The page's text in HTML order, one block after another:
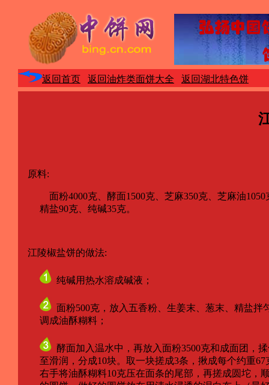
返回首页 返回油炸类面饼大全 返回湖北特色饼
原料:
面粉4000克、酵面1500克、芝麻350克、芝麻油1050
精盐90克、纯碱35克。
江陵椒盐饼的做法:
纯碱用热水溶成碱液；
面粉500克，放入五香粉、生姜末、葱末、精盐
调成油酥糊料；
酵面加入温水中，再放入面粉3500克和成面团，
至滑润，分成10块。取一块搓成3条，揪成每个约重67
右手将油酥糊料10克压在面条的尾部，再搓成圆坨，